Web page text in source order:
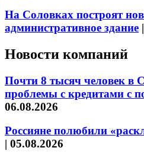
На Соловках построят
административное здание |
Новости компаний
Почти 8 тысяч человек в
проблемы с кредитами с
06.08.2026
Россияне полюбили
| 05.08.2026